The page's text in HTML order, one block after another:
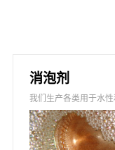
消泡剂